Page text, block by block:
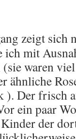
zeigt sich
mit
waren
ähnliche
Der frisch
ein paar
der